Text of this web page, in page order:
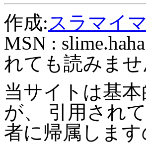
作成:スラマイ
MSN :
れても読みま
当サイトは基本
が、 引用され
者に帰属しま